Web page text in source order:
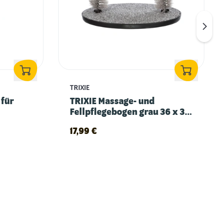
für
TRIXIE
TRIXIE Massage- und
Fellpflegebogen grau 36 x 33
17,99€